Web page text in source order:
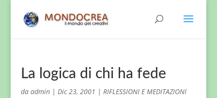
La logica di chi ha fede
da admin| Dic 23, 2001 | RIFLESSIONI E MEDITAZIONI